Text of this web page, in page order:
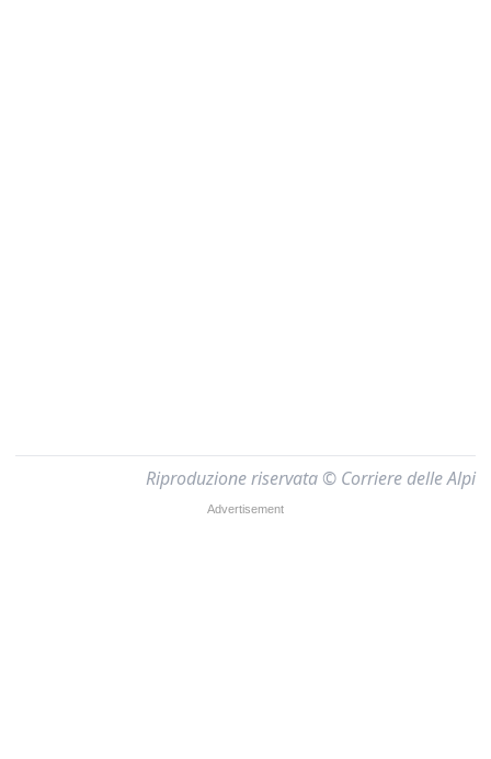
Riproduzione riservata © Corriere delle Alpi